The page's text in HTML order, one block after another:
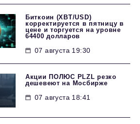
Биткоин (XBT/USD)
корректируется в пятницу в
цене и торгуется на уровне
64400 долларов
07 августа 19:30
Акции ПОЛЮС PLZL резко
дешевеют на Мосбирже
07 августа 18:41